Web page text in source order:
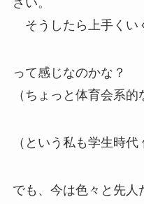
さい。
そうしたら上手くい
って感じなのかな？
（ちょっと体育会系的
（という私も学生時代
でも、今は色々と先人